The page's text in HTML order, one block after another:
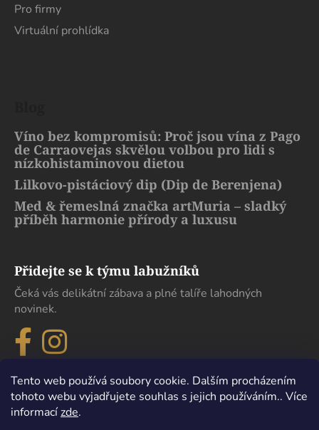
Tento web používá soubory cookie. Dalším procházením
tohoto webu vyjadřujete souhlas s jejich používáním.. Více
informacízde.
Pro firmy
Virtuální prohlídka
Víno bez kompromisů: Proč jsou vína z Pago
de Carraovejas skvělou volbou pro lidi s
nízkohistaminovou dietou
Lilkovo-pistáciový dip (Dip de Berenjena)
Med & řemeslná značka artMuria – sladký
příběh harmonie přírody a luxusu
Přidejte se k týmu labužníků
Čeká vás delikátní zábava a plné talíře lahodných
novinek.